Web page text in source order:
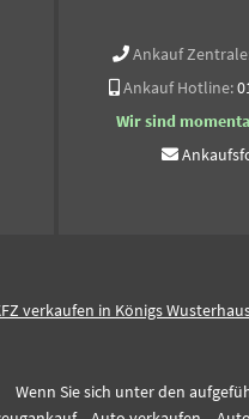
Ankauf
Ankauf Hotline:
Wir sind
verkaufen in Königs
Wenn Sie sich unter den